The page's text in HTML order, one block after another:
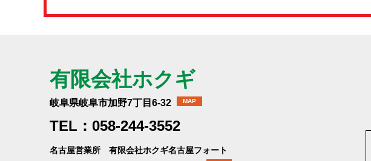
有限会社ホクギ
岐阜県岐阜市加野7丁目6-32 MAP
TEL：058-244-3552
名古屋営業所 有限会社ホクギ名古屋フォート